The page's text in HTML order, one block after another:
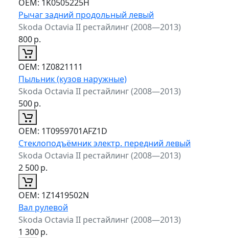
ОЕМ: 1K0505225H
Рычаг задний продольный левый
Skoda Octavia II рестайлинг (2008—2013)
800р.
ОЕМ: 1Z0821111
Пыльник (кузов наружные)
Skoda Octavia II рестайлинг (2008—2013)
500р.
ОЕМ: 1T0959701AFZ1D
Стеклоподъёмник электр. передний левый
Skoda Octavia II рестайлинг (2008—2013)
2 500р.
ОЕМ: 1Z1419502N
Вал рулевой
Skoda Octavia II рестайлинг (2008—2013)
1 300р.